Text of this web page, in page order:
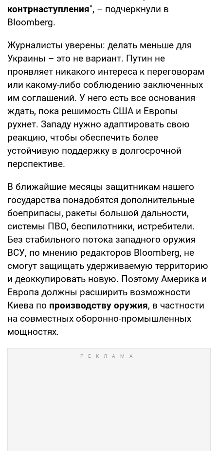
контрнаступления", – подчеркнули в
Bloomberg.
Журналисты уверены: делать меньше для
Украины – это не вариант. Путин не
проявляет никакого интереса к переговорам
или какому-либо соблюдению заключенных
им соглашений. У него есть все основания
ждать, пока решимость США и Европы
рухнет. Западу нужно адаптировать свою
реакцию, чтобы обеспечить более
устойчивую поддержку в долгосрочной
перспективе.
В ближайшие месяцы защитникам нашего
государства понадобятся дополнительные
боеприпасы, ракеты большой дальности,
системы ПВО, беспилотники, истребители.
Без стабильного потока западного оружия
ВСУ, по мнению редакторов Bloomberg, не
смогут защищать удерживаемую территорию
и деоккупировать новую. Поэтому Америка и
Европа должны расширить возможности
Киева по производству оружия, в частности
на совместных оборонно-промышленных
мощностях.